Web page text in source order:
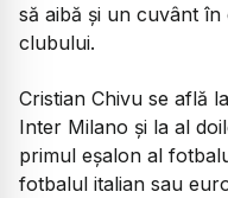
să aibă și un cuvânt
clubului.
Cristian Chivu se află
Inter Milano și la al
primul eșalon al
fotbalul italian sau